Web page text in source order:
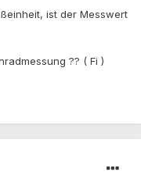
ist der Messwert
?? ( Fi )